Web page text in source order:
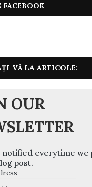
FACEBOOK
VĂ LA ARTICOLE:
OUR
notified everytime we
post.